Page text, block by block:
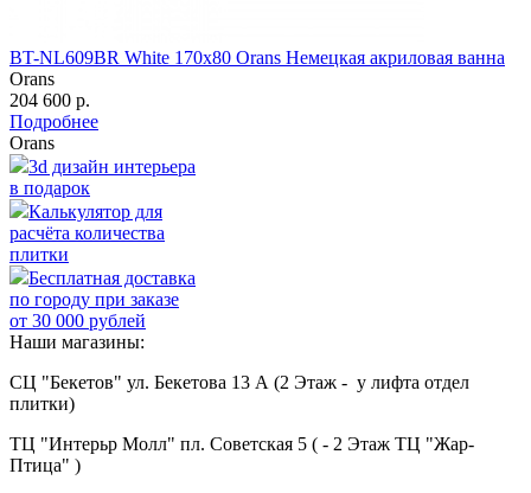
BT-NL609BR White 170х80 Orans Немецкая акриловая ванна
Orans
204 600 р.
Подробнее
Orans
3d дизайн интерьера
в подарок
Калькулятор для
расчёта количества
плитки
Бесплатная доставка
по городу при заказе
от 30 000 рублей
Наши магазины:
СЦ "Бекетов" ул. Бекетова 13 А (2 Этаж - у лифта отдел
плитки)
ТЦ "Интерьр Молл" пл. Советская 5 ( - 2 Этаж ТЦ "Жар-
Птица" )